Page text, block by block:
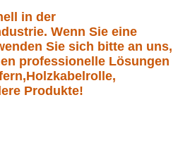
in der
Wenn Sie eine
Sie sich bitte an uns,
professionelle Lösungen
Produkte!